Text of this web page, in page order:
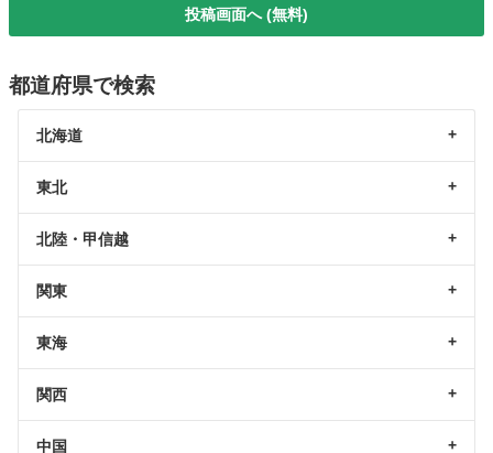
投稿画面へ (無料)
都道府県で検索
北海道
東北
北陸・甲信越
関東
東海
関西
中国